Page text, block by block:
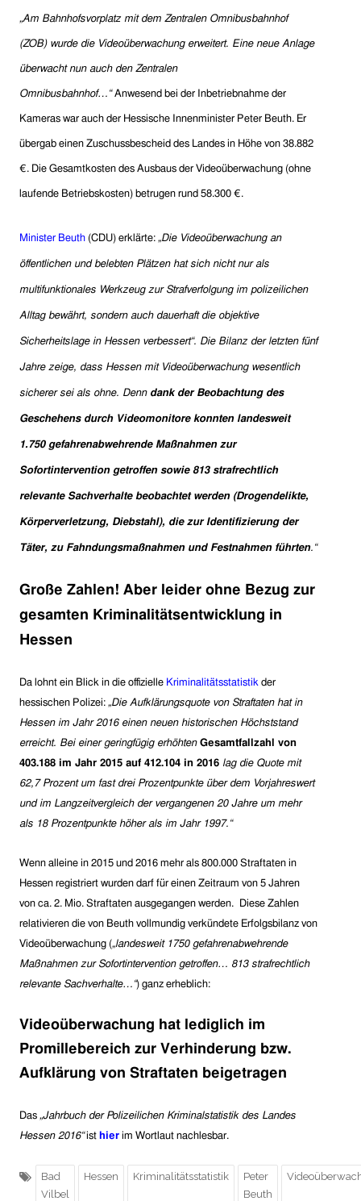
„Am Bahnhofsvorplatz mit dem Zentralen Omnibusbahnhof
(ZOB) wurde die Videoüberwachung erweitert. Eine neue Anlage
überwacht nun auch den Zentralen
Omnibusbahnhof…“Anwesend bei der Inbetriebnahme der
Kameras war auch der Hessische Innenminister Peter Beuth. Er
übergab einen Zuschussbescheid des Landes in Höhe von 38.882
€. Die Gesamtkosten des Ausbaus der Videoüberwachung (ohne
laufende Betriebskosten) betrugen rund 58.300 €.
Minister Beuth (CDU) erklärte: „Die Videoüberwachung an
öffentlichen und belebten Plätzen hat sich nicht nur als
multifunktionales Werkzeug zur Strafverfolgung im polizeilichen
Alltag bewährt, sondern auch dauerhaft die objektive
Sicherheitslage in Hessen verbessert“. Die Bilanz der letzten fünf
Jahre zeige, dass Hessen mit Videoüberwachung wesentlich
sicherer sei als ohne. Denn dank der Beobachtung des
Geschehens durch Videomonitore konnten landesweit
1.750 gefahrenabwehrende Maßnahmen zur
Sofortintervention getroffen sowie 813 strafrechtlich
relevante Sachverhalte beobachtet werden (Drogendelikte,
Körperverletzung, Diebstahl), die zur Identifizierung der
Täter, zu Fahndungsmaßnahmen und Festnahmen führten.“
Große Zahlen! Aber leider ohne Bezug zur
gesamten Kriminalitätsentwicklung in
Hessen
Da lohnt ein Blick in die offizielle Kriminalitätsstatistik der
hessischen Polizei: „Die Aufklärungsquote von Straftaten hat in
Hessen im Jahr 2016 einen neuen historischen Höchststand
erreicht. Bei einer geringfügig erhöhten Gesamtfallzahl von
403.188 im Jahr 2015 auf 412.104 in 2016 lag die Quote mit
62,7 Prozent um fast drei Prozentpunkte über dem Vorjahreswert
und im Langzeitvergleich der vergangenen 20 Jahre um mehr
als 18 Prozentpunkte höher als im Jahr 1997.“
Wenn alleine in 2015 und 2016 mehr als 800.000 Straftaten in
Hessen registriert wurden darf für einen Zeitraum von 5 Jahren
von ca. 2. Mio. Straftaten ausgegangen werden. Diese Zahlen
relativieren die von Beuth vollmundig verkündete Erfolgsbilanz von
Videoüberwachung („landesweit 1750 gefahrenabwehrende
Maßnahmen zur Sofortintervention getroffen… 813 strafrechtlich
relevante Sachverhalte…“) ganz erheblich:
Videoüberwachung hat lediglich im
Promillebereich zur Verhinderung bzw.
Aufklärung von Straftaten beigetragen
Das „Jahrbuch der Polizeilichen Kriminalstatistik des Landes
Hessen 2016“ist hier im Wortlaut nachlesbar.
Bad
Vilbel
Hessen Kriminalitätsstatistik
Peter
Beuth